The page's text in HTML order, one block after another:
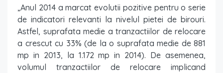
„Anul 2014 a marcat evolutii pozitive pentru o serie
de indicatori relevanti la nivelul pietei de birouri.
Astfel, suprafata medie a tranzactiilor de relocare
a crescut cu 33% (de la o suprafata medie de 881
mp in 2013, la 1.172 mp in 2014). De asemenea,
volumul tranzactiilor de relocare implicand